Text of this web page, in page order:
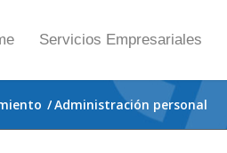
Servicios Empresariales
/Administración personal